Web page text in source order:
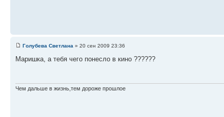
Голубева Светлана » 20 сен 2009 23:36
Маришка, а тебя чего понесло в кино ??????
Чем дальше в жизнь,тем дороже прошлое